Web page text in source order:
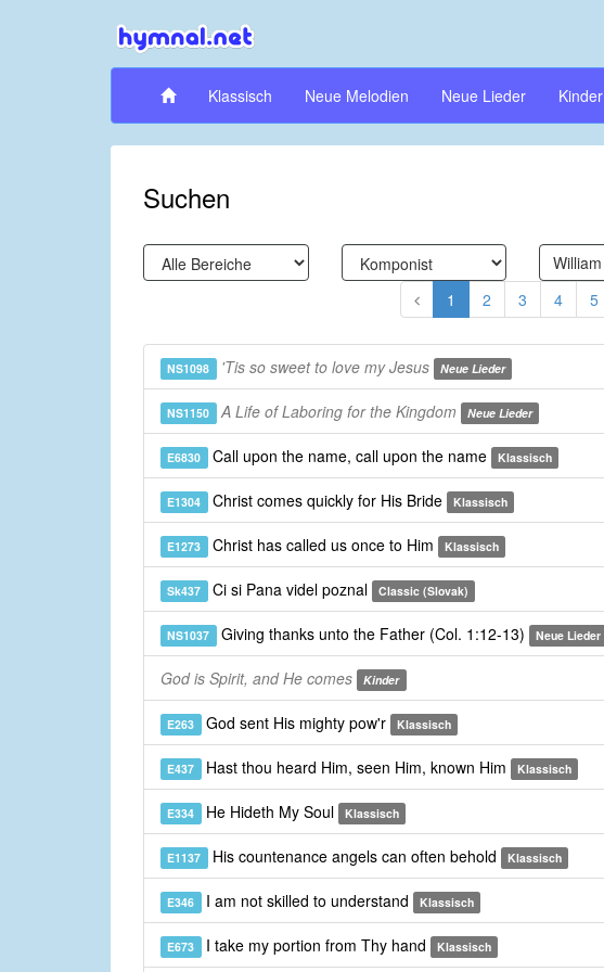
Klassisch Neue Melodien Neue Lieder Kinder
Suchen
1 2 3 4 5
NS1098 'Tis so sweet to love my Jesus Neue Lieder
NS1150 A Life of Laboring for the Kingdom Neue Lieder
E6830 Call upon the name, call upon the name Klassisch
E1304 Christ comes quickly for His Bride Klassisch
E1273 Christ has called us once to Him Klassisch
Sk437 Ci si Pana videl poznal Classic (Slovak)
NS1037 Giving thanks unto the Father (Col. 1:12-13) Neue Lieder
God is Spirit, and He comes Kinder
E263 God sent His mighty pow'r Klassisch
E437 Hast thou heard Him, seen Him, known Him Klassisch
E334 He Hideth My Soul Klassisch
E1137 His countenance angels can often behold Klassisch
E346 I am not skilled to understand Klassisch
E673 I take my portion from Thy hand Klassisch